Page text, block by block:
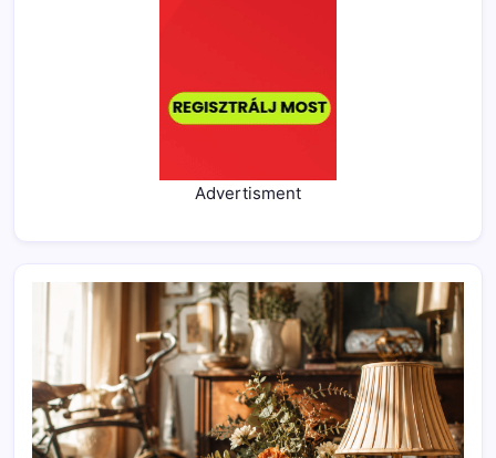
Advertisment